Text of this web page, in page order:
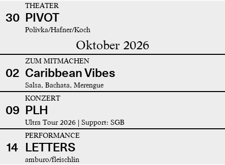
30
THEATER
PIVOT
Polivka/Hafner/Koch
Oktober 2026
02
ZUM MITMACHEN
Caribbean Vibes
Salsa, Bachata, Merengue
09
KONZERT
PLH
Ultra Tour 2026 | Support: SGB
14
PERFORMANCE
LETTERS
amburo/fleischlin